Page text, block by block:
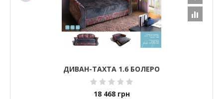
ДИВАН-ТАХТА 1.6 БОЛЕРО
18 468 грн